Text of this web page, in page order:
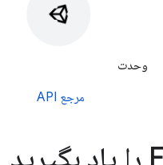
وحدت
مرجع API